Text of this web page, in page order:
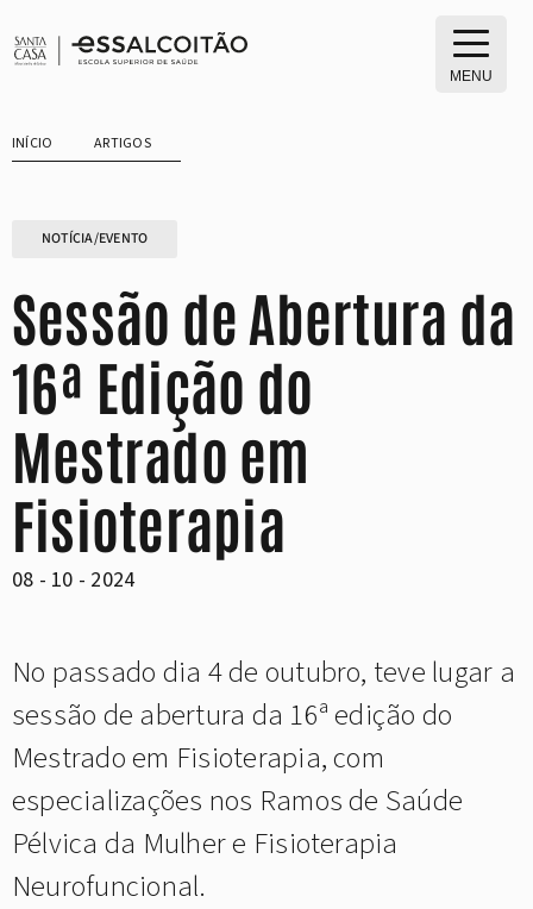
para
MENU
INÍCIO ARTIGOS
NOTÍCIA/EVENTO
Sessão de Abertura da
16ª Edição do
Mestrado em
Fisioterapia
08 - 10 - 2024
No passado dia 4 de outubro, teve lugar a
sessão de abertura da 16ª edição do
Mestrado em Fisioterapia, com
especializações nos Ramos de Saúde
Pélvica da Mulher e Fisioterapia
Neurofuncional.